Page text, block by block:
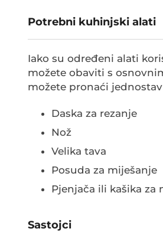
Potrebni kuhinjski alati
Iako su određeni alati
možete obaviti s
možete pronaći
Daska za rezanje
Nož
Velika tava
Posuda za miješanje
Pjenjača ili kašika za
Sastojci